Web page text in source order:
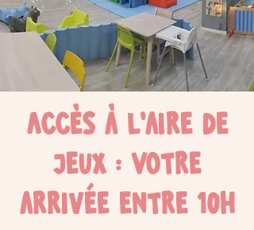
Accès à l'aire de
jeux : Votre
arrivée entre 10h